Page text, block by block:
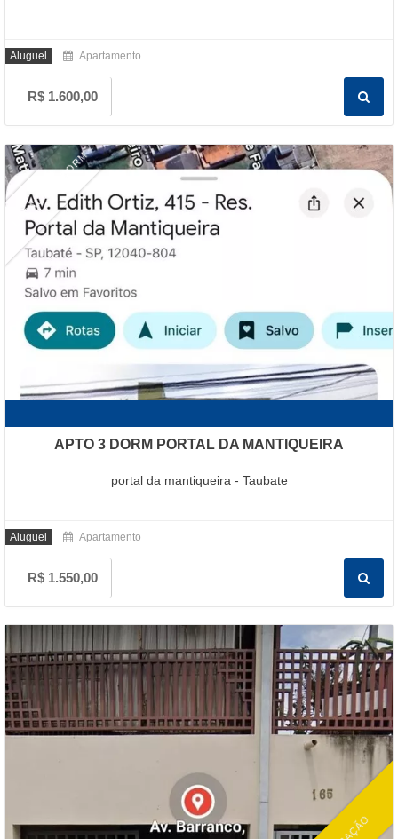
Aluguel Apartamento
R$ 1.600,00
LOCAÇÃO 3 DORM
APTO 3 DORM PORTAL DA MANTIQUEIRA
portal da mantiqueira - Taubate
Aluguel Apartamento
R$ 1.550,00